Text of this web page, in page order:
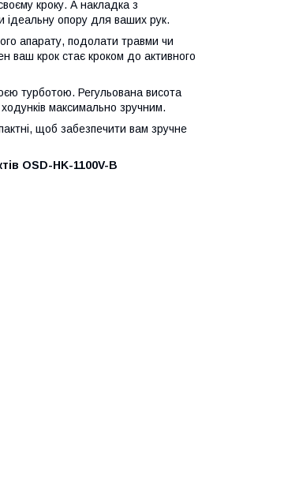
кроку. А накладка з
ідеальну опору для ваших рук.
апарату, подолати травми чи
ваш крок стає кроком до активного
турботою. Регульована висота
максимально зручним.
щоб забезпечити вам зручне
OSD-HK-1100V-B